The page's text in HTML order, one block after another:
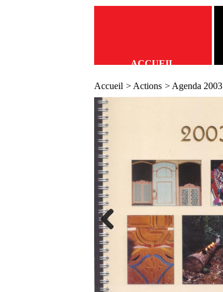
ACCUEIL
Accueil > Actions > Agenda 2003
Previous